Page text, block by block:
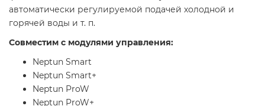
автоматически регулируемой подачей холодной и
горячей воды и т. п.
Совместим с модулями управления:
Neptun Smart
Neptun Smart+
Neptun ProW
Neptun ProW+